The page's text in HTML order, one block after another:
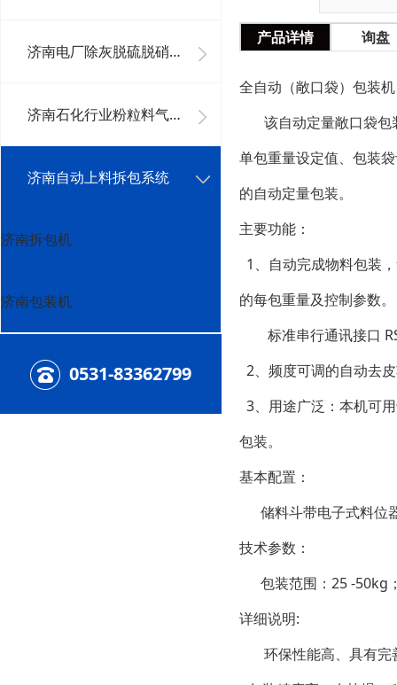
济南电厂除灰脱硫脱硝系统及其它好色先生下载安装系统
济南石化行业粉粒料气力好色先生下载安装系统
济南自动上料拆包系统
济南拆包机
济南包装机
0531-83362799
产品详情 询盘
全自动（敞口袋）包装机
该自动定量敞口袋包
单包重量设定值、包装
的自动定量包装。
主要功能：
1、自动完成物料包装
的每包重量及控制参数。
标准串行通讯接口
2、频度可调的自动去
3、用途广泛：本机可
包装。
基本配置：
储料斗带电子式料位
技术参数：
包装范围：25 -50kg
详细说明:
环保性能高、具有完